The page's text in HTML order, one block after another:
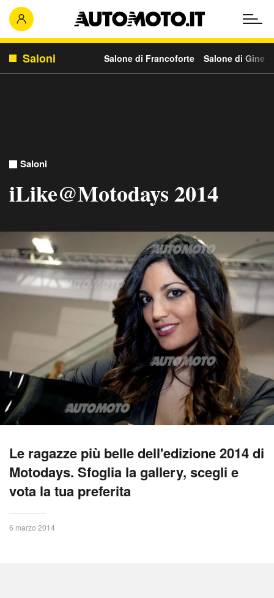
Saloni Salone di Francoforte Salone di
Saloni
iLike@Motodays 2014
Le ragazze più belle dell'edizione 2014 di
Motodays. Sfoglia la gallery, scegli e
vota la tua preferita
6 marzo 2014